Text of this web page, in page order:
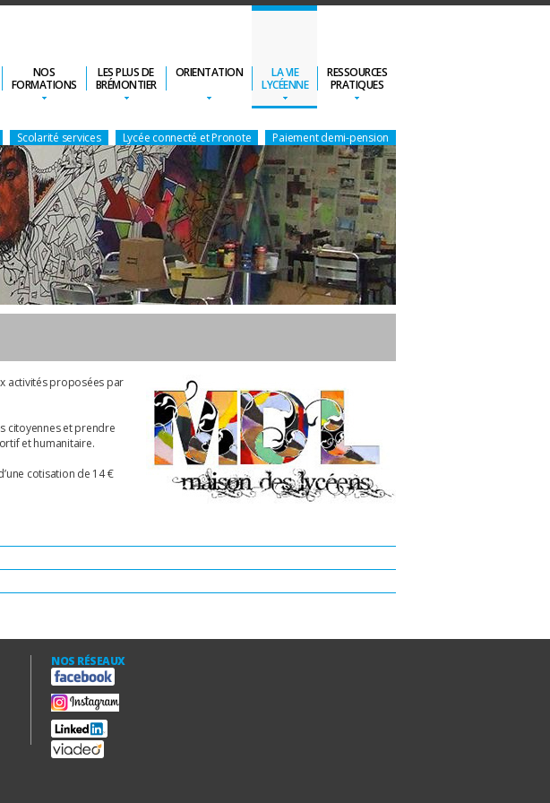
NOS
FORMATIONS
LES PLUS DE
BRÉMONTIER
ORIENTATION
LA VIE
LYCÉENNE
RESSOURCES
PRATIQUES
Scolarité services Lycée connecté et Pronote Paiement demi-pension
activités proposées par
citoyennes et prendre
et humanitaire.
cotisation de 14 €
NOS RÉSEAUX